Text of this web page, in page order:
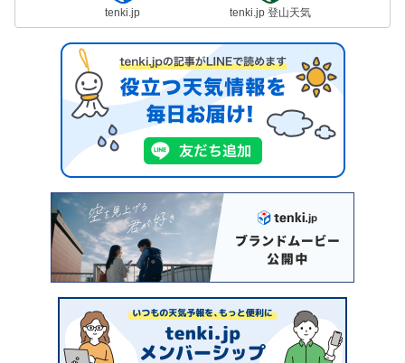
tenki.jp tenki.jp 登山天気